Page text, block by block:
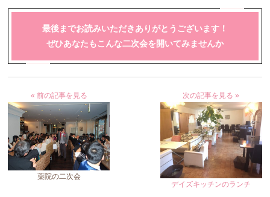
最後までお読みいただきありがとうございます！
ぜひあなたもこんな二次会を開いてみませんか
« 前の記事を見る
薬院の二次会
次の記事を見る »
デイズキッチンのランチ